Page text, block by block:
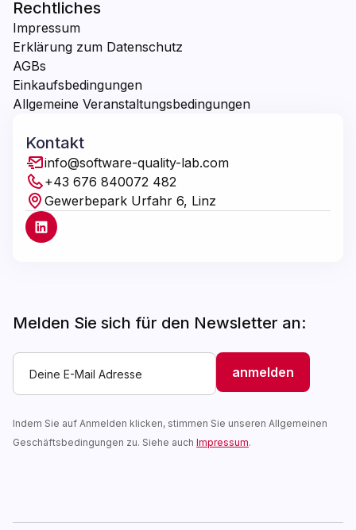
Rechtliches
Impressum
Erklärung zum Datenschutz
AGBs
Einkaufsbedingungen
Allgemeine Veranstaltungsbedingungen
Kontakt
info@software-quality-lab.com
+43 676 840072 482
Gewerbepark Urfahr 6, Linz
Melden Sie sich für den Newsletter an:
Indem Sie auf Anmelden klicken, stimmen Sie unseren Allgemeinen
Geschäftsbedingungen zu. Siehe auch Impressum.